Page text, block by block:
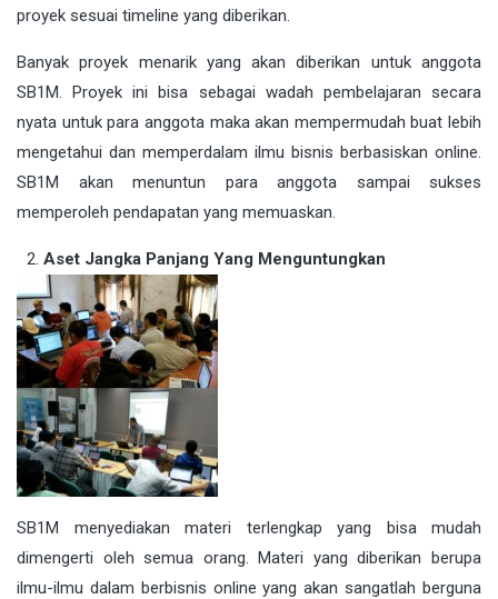
proyek sesuai timeline yang diberikan.
Banyak proyek menarik yang akan diberikan untuk anggota
SB1M. Proyek ini bisa sebagai wadah pembelajaran secara
nyata untuk para anggota maka akan mempermudah buat lebih
mengetahui dan memperdalam ilmu bisnis berbasiskan online.
SB1M akan menuntun para anggota sampai sukses
memperoleh pendapatan yang memuaskan.
Aset Jangka Panjang Yang Menguntungkan
SB1M menyediakan materi terlengkap yang bisa mudah
dimengerti oleh semua orang. Materi yang diberikan berupa
ilmu-ilmu dalam berbisnis online yang akan sangatlah berguna